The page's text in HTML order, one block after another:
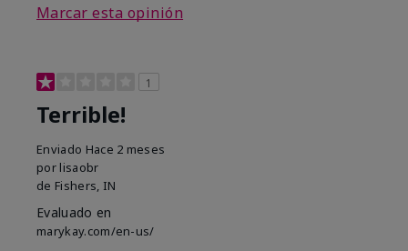
Marcar esta opinión
1
Terrible!
Enviado Hace 2 meses
por lisaobr
de Fishers, IN
Evaluado en
marykay.com/en-us/